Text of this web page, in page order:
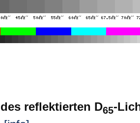
des reflektierten D65-